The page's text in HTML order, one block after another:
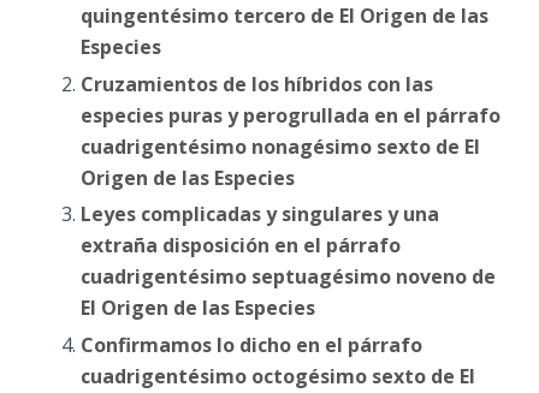
quingentésimo tercero de El Origen de las
Especies
Cruzamientos de los híbridos con las
especies puras y perogrullada en el párrafo
cuadrigentésimo nonagésimo sexto de El
Origen de las Especies
Leyes complicadas y singulares y una
extraña disposición en el párrafo
cuadrigentésimo septuagésimo noveno de
El Origen de las Especies
Confirmamos lo dicho en el párrafo
cuadrigentésimo octogésimo sexto de El